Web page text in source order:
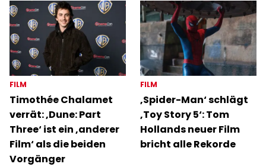
FILM
Timothée Chalamet
verrät: ‚Dune: Part
Three‘ ist ein ‚anderer
Film‘ als die beiden
Vorgänger
FILM
‚Spider-Man‘ schlägt
‚Toy Story 5‘: Tom
Hollands neuer Film
bricht alle Rekorde